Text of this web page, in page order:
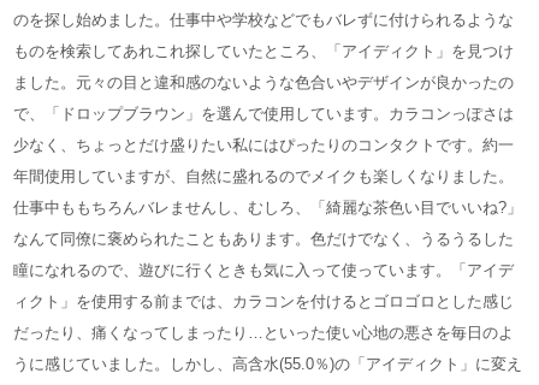
のを探し始めました。仕事中や学校などでもバレずに付けられるような
ものを検索してあれこれ探していたところ、「アイディクト」を見つけ
ました。元々の目と違和感のないような色合いやデザインが良かったの
で、「ドロップブラウン」を選んで使用しています。カラコンっぽさは
少なく、ちょっとだけ盛りたい私にはぴったりのコンタクトです。約一
年間使用していますが、自然に盛れるのでメイクも楽しくなりました。
仕事中ももちろんバレませんし、むしろ、「綺麗な茶色い目でいいね?」
なんて同僚に褒められたこともあります。色だけでなく、うるうるした
瞳になれるので、遊びに行くときも気に入って使っています。「アイデ
ィクト」を使用する前までは、カラコンを付けるとゴロゴロとした感じ
だったり、痛くなってしまったり…といった使い心地の悪さを毎日のよ
うに感じていました。しかし、高含水(55.0％)の「アイディクト」に変え